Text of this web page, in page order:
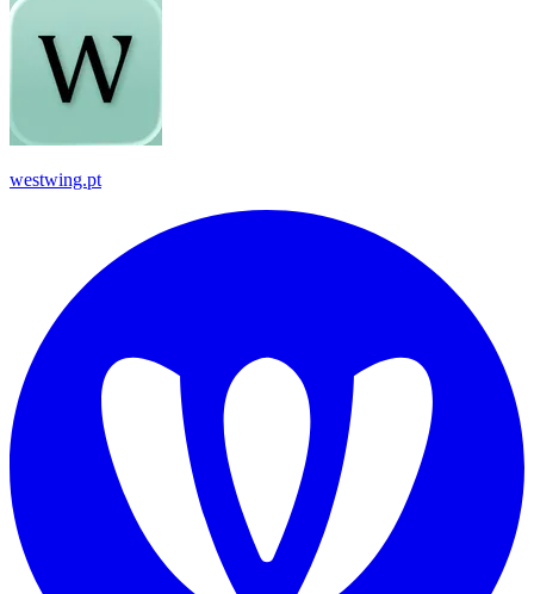
westwing.pt